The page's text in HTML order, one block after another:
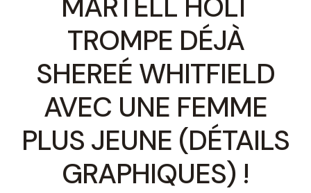
TROMPE DÉJÀ
SHEREÉ WHITFIELD
AVEC UNE FEMME
PLUS JEUNE (DÉTAILS
GRAPHIQUES) !